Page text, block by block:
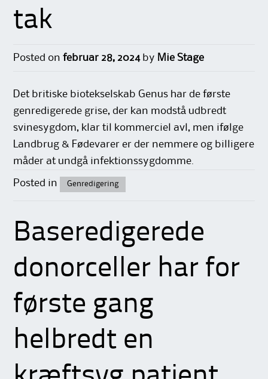
tak
Posted onfebruar 28, 2024by Mie Stage
Det britiske biotekselskab Genus har de første
genredigerede grise, der kan modstå udbredt
svinesygdom, klar til kommerciel avl, men ifølge
Landbrug & Fødevarer er der nemmere og billigere
måder at undgå infektionssygdomme.
Posted in Genredigering
Baseredigerede
donorceller har for
første gang
helbredt en